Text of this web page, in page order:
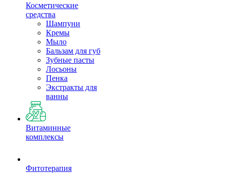
Косметические
средства
Шампуни
Кремы
Мыло
Бальзам для губ
Зубные пасты
Лосьоны
Пенка
Экстракты для
ванны
Витаминные
комплексы
Фитотерапия